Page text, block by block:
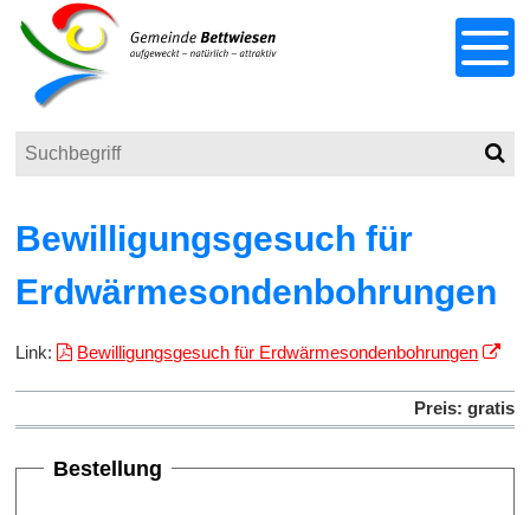
Navigieren in Bettwiesen
Schnellnavigation
Suchbegriff
Menu
Bewilligungsgesuch für
Erdwärmesondenbohrungen
Link: Bewilligungsgesuch für Erdwärmesondenbohrungen
Preis: gratis
Bestellung